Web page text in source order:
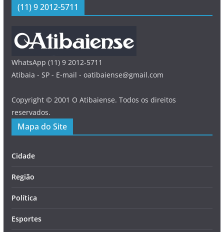
(11) 9 2012-5711
WhatsApp (11) 9 2012-5711
Atibaia - SP - E-mail - oatibaiense@gmail.com
Copyright © 2001 O Atibaiense. Todos os direitos
reservados.
Mapa do Site
Cidade
Região
Política
Esportes